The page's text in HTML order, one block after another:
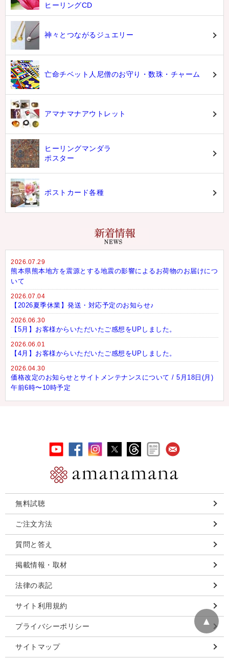
ヒーリングCD
神々とつながるジュエリー
亡命チベット人尼僧のお守り・数珠・チャーム
アマナマナアウトレット
ヒーリングマンダラ
ポスター
ポストカード各種
2026.07.29
熊本県熊本地方を震源とする地震の影響によるお荷物のお届けにつ
いて
2026.07.04
【2026夏季休業】発送・対応予定のお知らせ♪
2026.06.30
【5月】お客様からいただいたご感想をUPしました。
2026.06.01
【4月】お客様からいただいたご感想をUPしました。
2026.04.30
価格改定のお知らせとサイトメンテナンスについて / 5月18日(月)
午前6時〜10時予定
無料試聴
ご注文方法
質問と答え
掲載情報・取材
法律の表記
サイト利用規約
プライバシーポリシー
サイトマップ
▲